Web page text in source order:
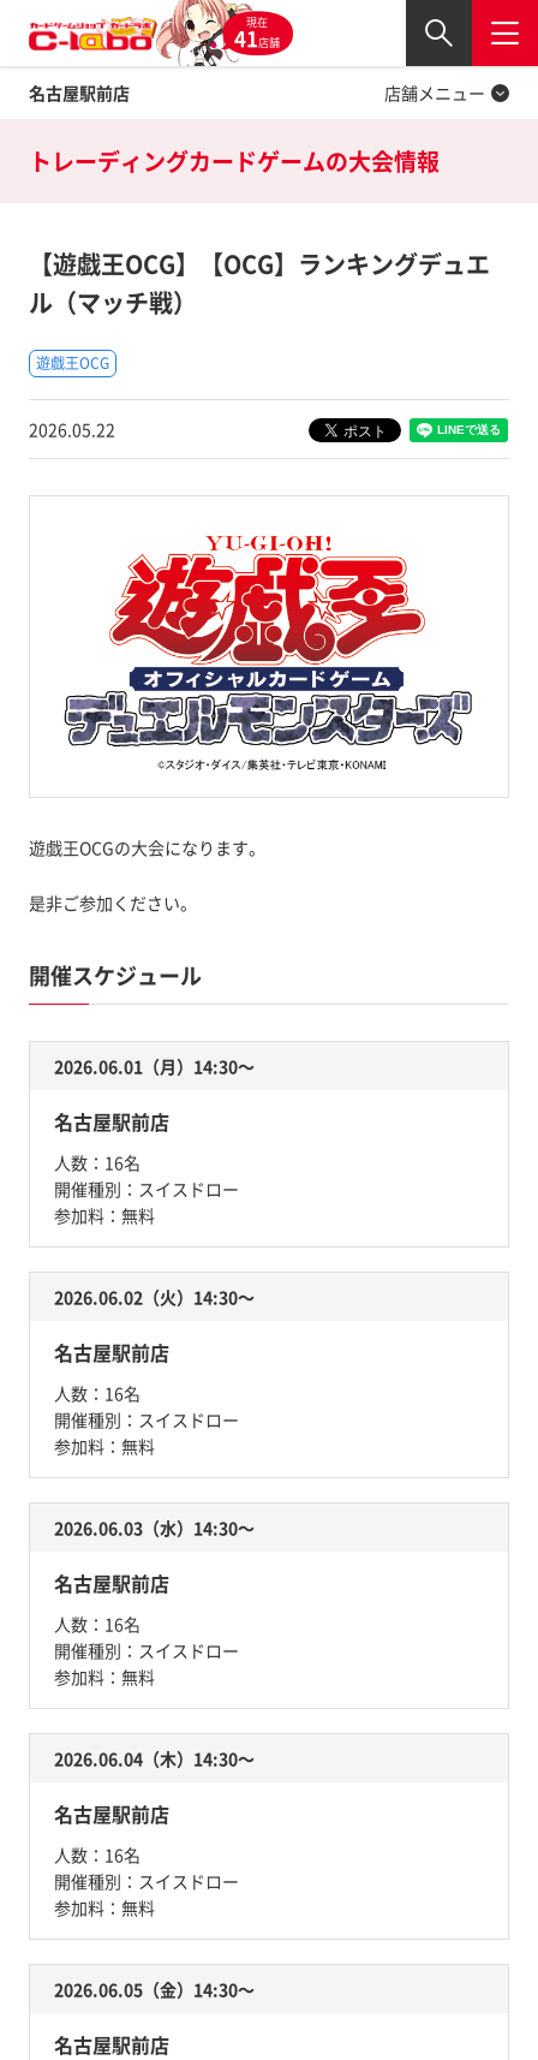
現在
41店舗
名古屋駅前店
閉じる
店舗メニュー
Twitter
トレーディングカードゲームの大会情報
【遊戯王OCG】【OCG】ランキングデュエ
ル（マッチ戦）
遊戯王OCG
2026.05.22
遊戯王OCGの大会になります。
是非ご参加ください。
開催スケジュール
2026.06.01（月）14:30〜
名古屋駅前店
人数： 16名
開催種別： スイスドロー
参加料： 無料
2026.06.02（火）14:30〜
名古屋駅前店
人数： 16名
開催種別： スイスドロー
参加料： 無料
2026.06.03（水）14:30〜
名古屋駅前店
人数： 16名
開催種別： スイスドロー
参加料： 無料
2026.06.04（木）14:30〜
名古屋駅前店
人数： 16名
開催種別： スイスドロー
参加料： 無料
2026.06.05（金）14:30〜
名古屋駅前店